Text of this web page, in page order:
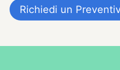
Richiedi un